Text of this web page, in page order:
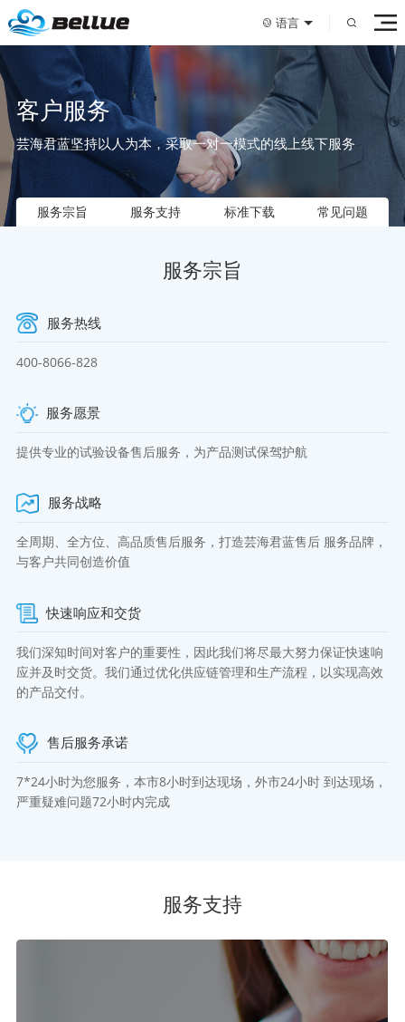
语言
客户服务
芸海君蓝坚持以人为本，采取一对一模式的线上线下服务
服务宗旨 服务支持 标准下载 常见问题
服务宗旨
服务热线
400-8066-828
服务愿景
提供专业的试验设备售后服务，为产品测试保驾护航
服务战略
全周期、全方位、高品质售后服务，打造芸海君蓝售后 服务品牌，
与客户共同创造价值
快速响应和交货
我们深知时间对客户的重要性，因此我们将尽最大努力保证快速响
应并及时交货。我们通过优化供应链管理和生产流程，以实现高效
的产品交付。
售后服务承诺
7*24小时为您服务，本市8小时到达现场，外市24小时 到达现场，
严重疑难问题72小时内完成
服务支持